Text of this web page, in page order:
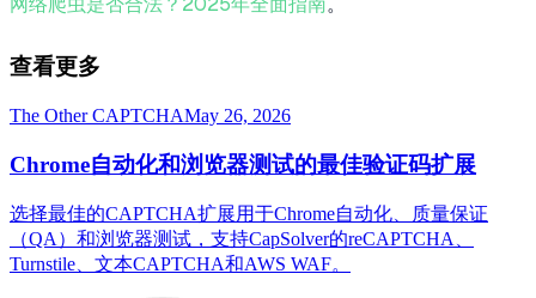
网络爬虫是否合法？2025年全面指南。
查看更多
The Other CAPTCHAMay 26, 2026
Chrome自动化和浏览器测试的最佳验证码扩展
选择最佳的CAPTCHA扩展用于Chrome自动化、质量保证
（QA）和浏览器测试，支持CapSolver的reCAPTCHA、
Turnstile、文本CAPTCHA和AWS WAF。